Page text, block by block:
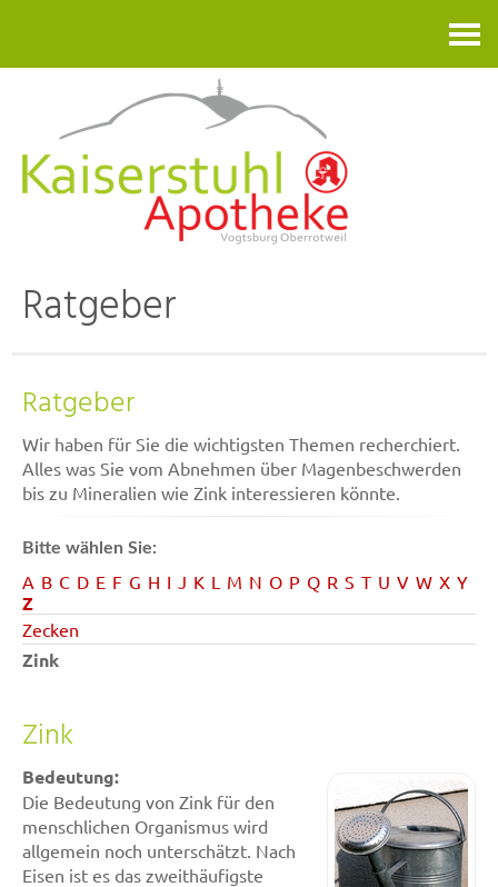
Ratgeber
Ratgeber
Wir haben für Sie die wichtigsten Themen recherchiert.
Alles was Sie vom Abnehmen über Magenbeschwerden
bis zu Mineralien wie Zink interessieren könnte.
Bitte wählen Sie:
A B C D E F G H I J K L M N O P Q R S T U V W X Y
Z
Zecken
Zink
Zink
Bedeutung:
Die Bedeutung von Zink für den
menschlichen Organismus wird
allgemein noch unterschätzt. Nach
Eisen ist es das zweithäufigste